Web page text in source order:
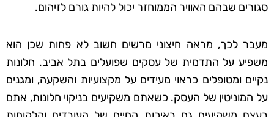
סגורים שבהם האוויר הממוחזר יכול להיות גורם לזיהום.
מעבר לכך, מראה חיצוני מרשים חשוב לא פחות שכן הוא
משפיע על התדמית של עסקים שפועלים בתל אביב. חלונות
נקיים ומטופלים כראוי מעידים על מקצועיות והשקעה, ומגנים
על המוניטין של העסק. כשאתם משקיעים בניקוי חלונות, אתם